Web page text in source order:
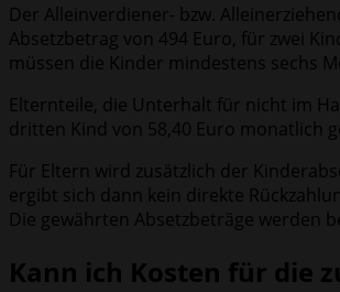
Der Alleinverdiener- bzw.
Absetzbetrag von 494 Euro, für zwei
müssen die Kinder mindestens sechs
Elternteile, die Unterhalt für nicht im
dritten Kind von 58,40 Euro monatlich
Für Eltern wird zusätzlich der
ergibt sich dann kein direkte
Die gewährten Absetzbeträge werden
Kann ich Kosten für die